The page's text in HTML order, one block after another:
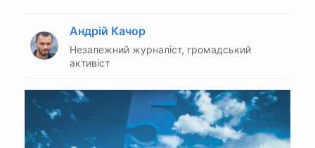
Андрій Качор
Незалежний журналіст, громадський
активіст